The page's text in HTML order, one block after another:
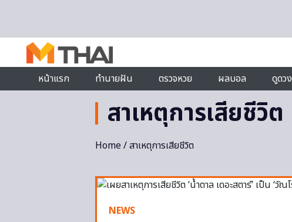
หน้าแรก
ทำนายฝัน ตรวจหวย ผลบอล ดูดวง
สาเหตุการเสียชีวิต
Home/ สาเหตุการเสียชีวิต
NEWS